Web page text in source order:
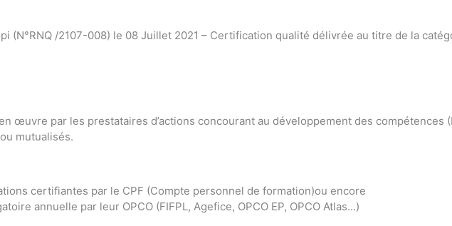
(N°RNQ /2107-008) le 08 Juillet 2021 – Certification qualité délivrée au titre de la
œuvre par les prestataires d’actions concourant au développement des compétences
mutualisés.
certifiantes par le CPF (Compte personnel de formation)ou encore
annuelle par leur OPCO (FIFPL, Agefice, OPCO EP, OPCO Atlas...)